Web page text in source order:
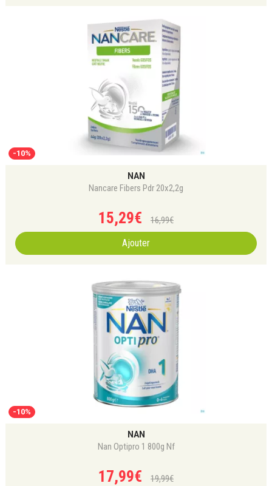
-10%
NAN
Nancare Fibers Pdr 20x2,2g
15,29€ 16,99€
Ajouter
-10%
NAN
Nan Optipro 1 800g Nf
17,99€ 19,99€